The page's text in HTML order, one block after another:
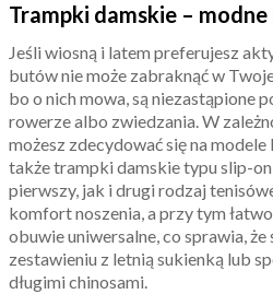
Trampki damskie –
Jeśli wiosną i latem preferujesz
butów nie może zabraknąć w
bo o nich mowa, są niezastąpione
rowerze albo zwiedzania. W
możesz zdecydować się na modele
także trampki damskie typu slip-
pierwszy, jak i drugi rodzaj
komfort noszenia, a przy tym
obuwie uniwersalne, co sprawia,
zestawieniu z letnią sukienką lub
długimi chinosami.